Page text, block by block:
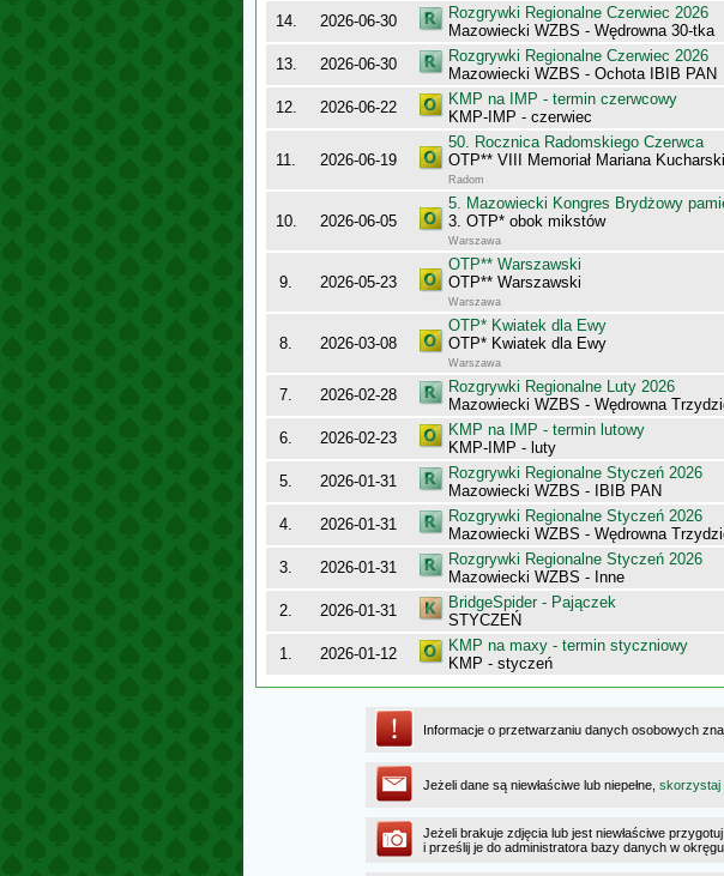
14. 2026-06-30
Rozgrywki Regionalne Czerwiec 2026
Mazowiecki WZBS - Wędrowna 30-tka
13. 2026-06-30
Rozgrywki Regionalne Czerwiec 2026
Mazowiecki WZBS - Ochota IBIB PAN
12. 2026-06-22
KMP na IMP - termin czerwcowy
KMP-IMP - czerwiec
11. 2026-06-19
50. Rocznica Radomskiego Czerwca
OTP** VIII Memoriał Mariana
Radom
10. 2026-06-05
5. Mazowiecki Kongres Brydżowy
3. OTP* obok mikstów
Warszawa
9. 2026-05-23
OTP** Warszawski
OTP** Warszawski
Warszawa
8. 2026-03-08
OTP* Kwiatek dla Ewy
OTP* Kwiatek dla Ewy
Warszawa
7. 2026-02-28
Rozgrywki Regionalne Luty 2026
Mazowiecki WZBS - Wędrowna
6. 2026-02-23
KMP na IMP - termin lutowy
KMP-IMP - luty
5. 2026-01-31
Rozgrywki Regionalne Styczeń 2026
Mazowiecki WZBS - IBIB PAN
4. 2026-01-31
Rozgrywki Regionalne Styczeń 2026
Mazowiecki WZBS - Wędrowna
3. 2026-01-31
Rozgrywki Regionalne Styczeń 2026
Mazowiecki WZBS - Inne
2. 2026-01-31
BridgeSpider - Pajączek
STYCZEŃ
1. 2026-01-12
KMP na maxy - termin styczniowy
KMP - styczeń
Informacje o przetwarzaniu danych osobowych
Jeżeli dane są niewłaściwe lub niepełne, skorzystaj
Jeżeli brakuje zdjęcia lub jest niewłaściwe
i prześlij je do administratora bazy danych w